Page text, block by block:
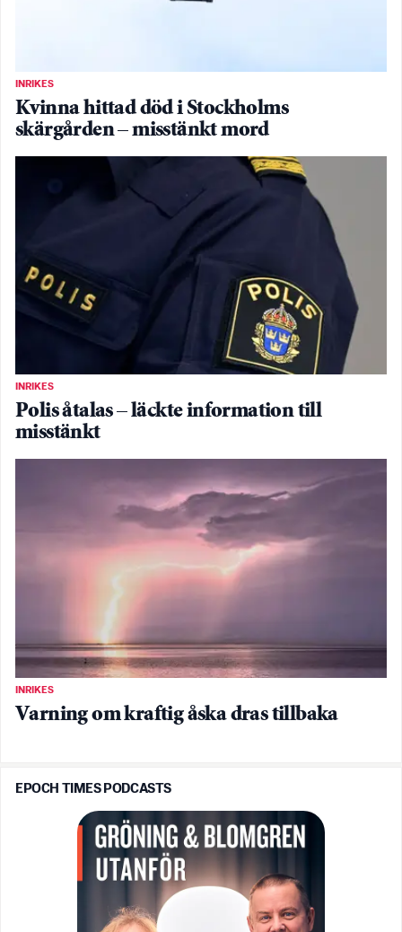
INRIKES
Kvinna hittad död i Stockholms
skärgården – misstänkt mord
INRIKES
Polis åtalas – läckte information till
misstänkt
INRIKES
Varning om kraftig åska dras tillbaka
EPOCH TIMES PODCASTS